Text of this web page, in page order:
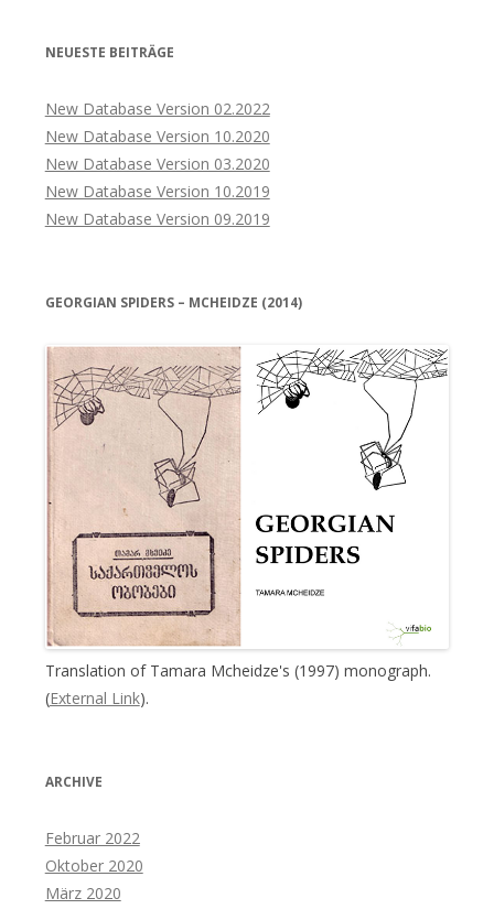
NEUESTE BEITRÄGE
New Database Version 02.2022
New Database Version 10.2020
New Database Version 03.2020
New Database Version 10.2019
New Database Version 09.2019
GEORGIAN SPIDERS – MCHEIDZE (2014)
Translation of Tamara Mcheidze's (1997) monograph.
(External Link).
ARCHIVE
Februar 2022
Oktober 2020
März 2020